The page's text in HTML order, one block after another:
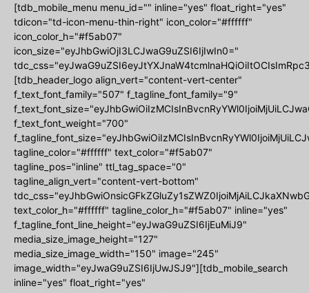
[tdb_mobile_menu menu_id="" inline="yes" float_right="yes"
tdicon="td-icon-menu-thin-right" icon_color="#ffffff"
icon_color_h="#f5ab07"
icon_size="eyJhbGwiOjI3LCJwaG9uZSI6IjIwIn0="
[tdb_header_logo align_vert="content-vert-center"
f_text_font_family="507" f_tagline_font_family="9"
f_text_font_weight="700"
tagline_color="#ffffff" text_color="#f5ab07"
tagline_pos="inline" ttl_tag_space="0"
tagline_align_vert="content-vert-bottom"
text_color_h="#ffffff" tagline_color_h="#f5ab07" inline="yes"
f_tagline_font_line_height="eyJwaG9uZSI6IjEuMiJ9"
media_size_image_height="127"
media_size_image_width="150" image="245"
image_width="eyJwaG9uZSI6IjUwJSJ9"][tdb_mobile_search
inline="yes" float_right="yes"